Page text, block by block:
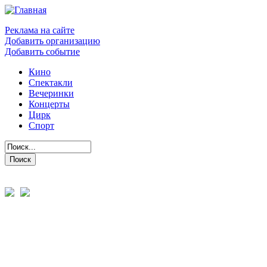
Реклама на сайте
Добавить организацию
Добавить событие
Кино
Спектакли
Вечеринки
Концерты
Цирк
Спорт